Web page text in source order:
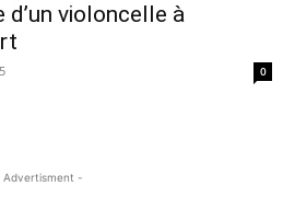
d’un violoncelle à
0
Advertisment -